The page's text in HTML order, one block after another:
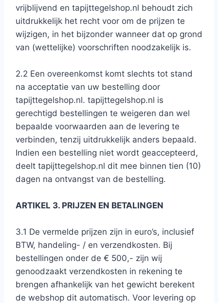
vrijblijvend en tapijttegelshop.nl behoudt zich
uitdrukkelijk het recht voor om de prijzen te
wijzigen, in het bijzonder wanneer dat op grond
van (wettelijke) voorschriften noodzakelijk is.
2.2 Een overeenkomst komt slechts tot stand
na acceptatie van uw bestelling door
tapijttegelshop.nl. tapijttegelshop.nl is
gerechtigd bestellingen te weigeren dan wel
bepaalde voorwaarden aan de levering te
verbinden, tenzij uitdrukkelijk anders bepaald.
Indien een bestelling niet wordt geaccepteerd,
deelt tapijttegelshop.nl dit mee binnen tien (10)
dagen na ontvangst van de bestelling.
ARTIKEL 3. PRIJZEN EN BETALINGEN
3.1 De vermelde prijzen zijn in euro’s, inclusief
BTW, handeling- / en verzendkosten. Bij
bestellingen onder de € 500,- zijn wij
genoodzaakt verzendkosten in rekening te
brengen afhankelijk van het gewicht berekent
de webshop dit automatisch. Voor levering op